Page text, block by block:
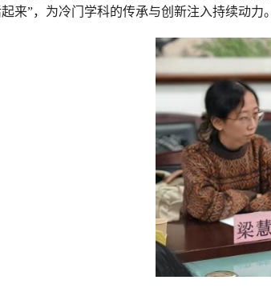
来”，为冷门学科的传承与创新注入持续动力。